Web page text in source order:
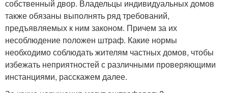
собственный двор. Владельцы индивидуальных домов
также обязаны выполнять ряд требований,
предъявляемых к ним законом. Причем за их
несоблюдение положен штраф. Какие нормы
необходимо соблюдать жителям частных домов, чтобы
избежать неприятностей с различными проверяющими
инстанциями, расскажем далее.